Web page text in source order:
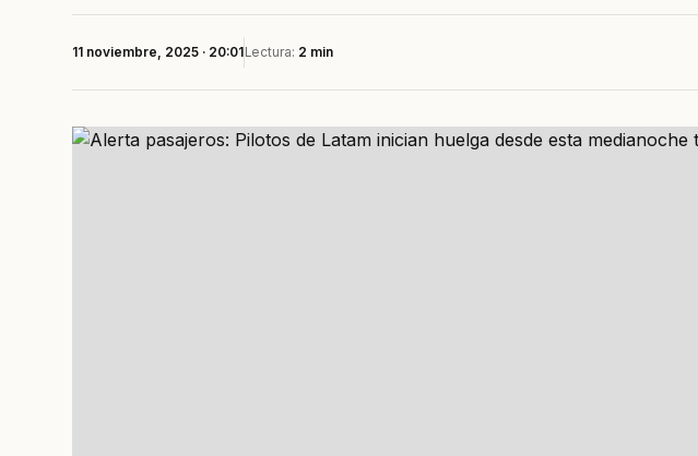
11 noviembre, 2025 · 20:01Lectura: 2 min